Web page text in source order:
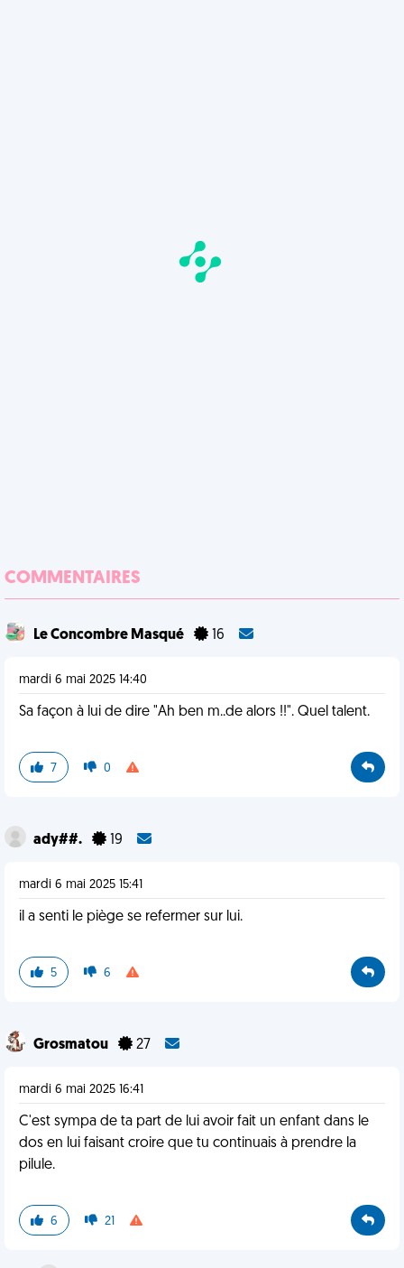
COMMENTAIRES
Le Concombre Masqué 16
mardi 6 mai 2025 14:40
Sa façon à lui de dire "Ah ben m..de alors !!". Quel talent.
7 0
ady##. 19
mardi 6 mai 2025 15:41
il a senti le piège se refermer sur lui.
5 6
Grosmatou 27
mardi 6 mai 2025 16:41
C'est sympa de ta part de lui avoir fait un enfant dans le
dos en lui faisant croire que tu continuais à prendre la
pilule.
6 21